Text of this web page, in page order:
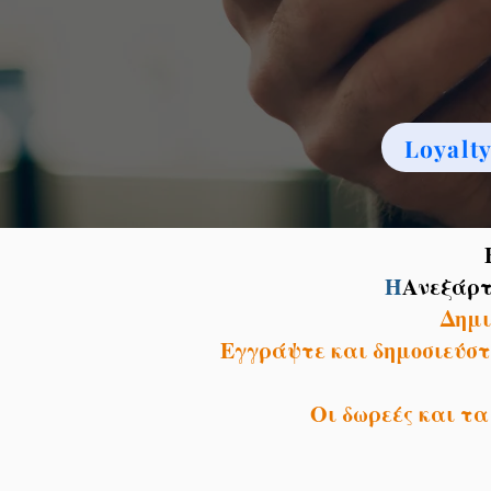
Loyalty
Ή
Εγγράψτε και
Οι δωρεές και